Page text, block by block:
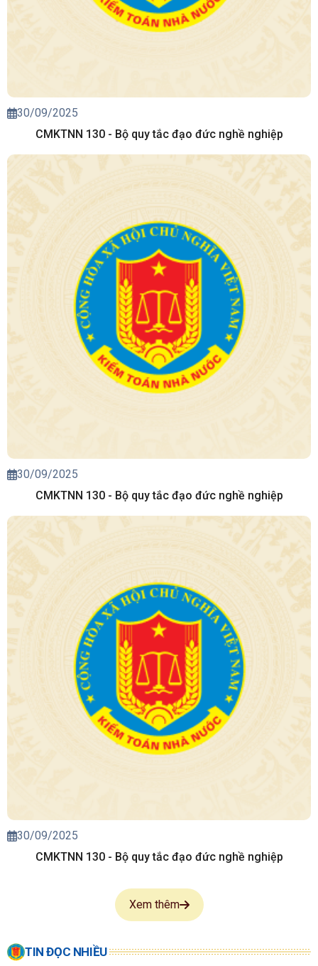
30/09/2025
CMKTNN 130 - Bộ quy tắc đạo đức nghề nghiệp
30/09/2025
CMKTNN 130 - Bộ quy tắc đạo đức nghề nghiệp
30/09/2025
CMKTNN 130 - Bộ quy tắc đạo đức nghề nghiệp
Xem thêm
TIN ĐỌC NHIỀU